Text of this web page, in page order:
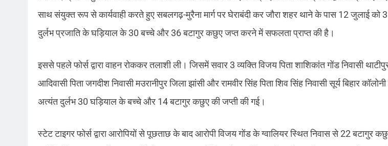
साथ संयुक्त रूप से कार्यवाही करते हुए सबलगढ़-मुरैना मार्ग पर घेराबंदी कर जौरा शहर थाने के पास 12 जुलाई को
दुर्लभ प्रजाति के घड़ियाल के 30 बच्चे और 36 बटागुर कछुए जप्त करने में सफलता प्राप्त की है।
इससे पहले फोर्स द्वारा वाहन रोककर तलाशी ली। जिसमें सवार 3 व्यक्ति विजय पिता शाशिकांत गोंड निवासी
आदिवासी पिता जगदीश निवासी मउरानीपुर जिला झांसी और रामवीर सिंह पिता शिव सिंह निवासी सूर्य बिहार
अत्यंत दुर्लभ 30 घड़ियाल के बच्चे और 14 बटागुर कछुए की जप्ती की गई।
स्टेट टाइगर फोर्स द्वारा आरोपियों से पूछताछ के बाद आरोपी विजय गोंड के ग्वालियर स्थित निवास से 22 बटागुर